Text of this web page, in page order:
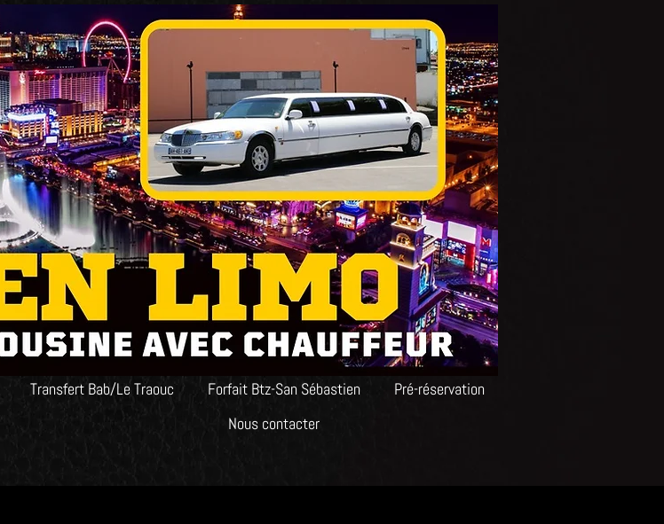
Transfert Bab/Le Traouc Forfait Btz-San Sébastien
Pré-réservation
Nous contacter